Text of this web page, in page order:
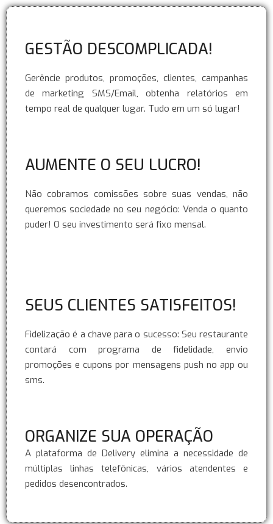
GESTÃO DESCOMPLICADA!
Gerêncie produtos, promoções, clientes, campanhas
de marketing SMS/Email, obtenha relatórios em
tempo real de qualquer lugar. Tudo em um só lugar!
AUMENTE O SEU LUCRO!
Não cobramos comissões sobre suas vendas, não
queremos sociedade no seu negócio: Venda o quanto
puder! O seu investimento será fixo mensal.
SEUS CLIENTES SATISFEITOS!
Fidelização é a chave para o sucesso: Seu restaurante
contará com programa de fidelidade, envio
promoções e cupons por mensagens push no app ou
sms.
ORGANIZE SUA OPERAÇÃO
A plataforma de Delivery elimina a necessidade de
múltiplas linhas telefônicas, vários atendentes e
pedidos desencontrados.